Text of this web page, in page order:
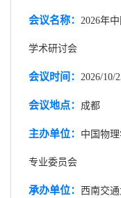
会议名称： 2026年
学术研讨会
会议时间： 2026/10/
会议地点： 成都
主办单位： 中国物
专业委员会
承办单位： 西南交